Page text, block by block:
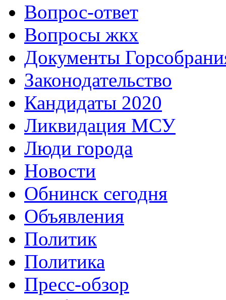
Вопрос-ответ
Вопросы жкх
Документы
Законодательство
Кандидаты 2020
Ликвидация МСУ
Люди города
Новости
Обнинск сегодня
Объявления
Политик
Политика
Пресс-обзор